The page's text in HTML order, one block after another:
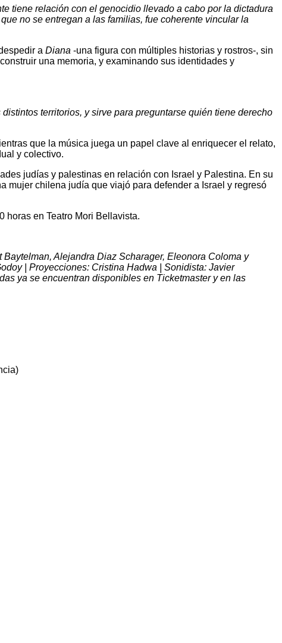
tiene relación con el genocidio llevado a cabo por la dictadura
no se entregan a las familias, fue coherente vincular la
a Diana -una figura con múltiples historias y rostros-, sin
una memoria, y examinando sus identidades y
territorios, y sirve para preguntarse quién tiene derecho
que la música juega un papel clave al enriquecer el relato,
y colectivo.
judías y palestinas en relación con Israel y Palestina. En su
mujer chilena judía que viajó para defender a Israel y regresó
horas en Teatro Mori Bellavista.
Alejandra Diaz Scharager, Eleonora Coloma y
| Proyecciones: Cristina Hadwa | Sonidista: Javier
ya se encuentran disponibles en Ticketmaster y en las